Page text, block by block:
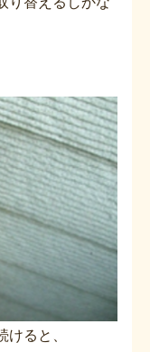
ると、